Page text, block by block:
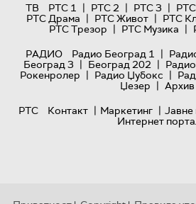
ТВ
РТС 1 | РТС 2 | РТС 3 |
РТС Драма | РТС Живот | РТС
РТС Трезор | РТС Музика |
РАДИО
Радио Београд 1 |
Београд 3 | Београд 202 |
Рокенролер | Радио Џубокс |
Џезер | Архив
РТС
Контакт | Маркетинг | Јавне
Интернет